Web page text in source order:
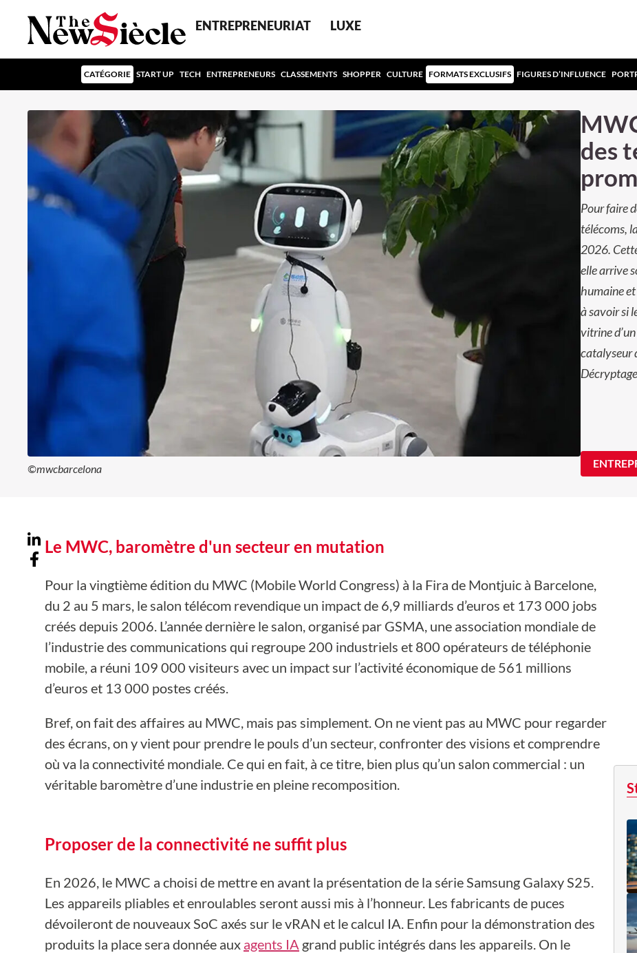
ENTREPRENEURIAT LUXE
CATÉGORIE START UP TECH ENTREPRENEURS CLASSEMENTS SHOPPER CULTURE FORMATS EXCLUSIFS FIGURES D’INFLUENCE
©mwcbarcelona
des
Pour faire
télécoms,
2026.
elle arrive
humaine
à savoir si
vitrine
catalyseur
Le MWC, baromètre d'un secteur en mutation
Pour la vingtième édition du MWC (Mobile World Congress) à la Fira de Montjuic à Barcelone,
du 2 au 5 mars, le salon télécom revendique un impact de 6,9 milliards d’euros et 173 000 jobs
créés depuis 2006. L’année dernière le salon, organisé par GSMA, une association mondiale de
l’industrie des communications qui regroupe 200 industriels et 800 opérateurs de téléphonie
mobile, a réuni 109 000 visiteurs avec un impact sur l’activité économique de 561 millions
d’euros et 13 000 postes créés.
Bref, on fait des affaires au MWC, mais pas simplement. On ne vient pas au MWC pour regarder
des écrans, on y vient pour prendre le pouls d’un secteur, confronter des visions et comprendre
où va la connectivité mondiale. Ce qui en fait, à ce titre, bien plus qu’un salon commercial : un
véritable baromètre d’une industrie en pleine recomposition.
Proposer de la connectivité ne suffit plus
En 2026, le MWC a choisi de mettre en avant la présentation de la série Samsung Galaxy S25.
Les appareils pliables et enroulables seront aussi mis à l’honneur. Les fabricants de puces
dévoileront de nouveaux SoC axés sur le vRAN et le calcul IA. Enfin pour la démonstration des
produits la place sera donnée aux agents IA grand public intégrés dans les appareils. On le